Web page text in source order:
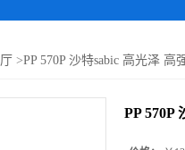
>PP 570P 沙特sabic 高光泽 高
PP 570P